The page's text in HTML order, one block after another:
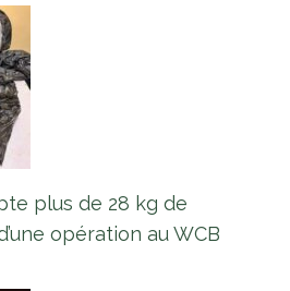
plus de 28 kg de
opération au WCB